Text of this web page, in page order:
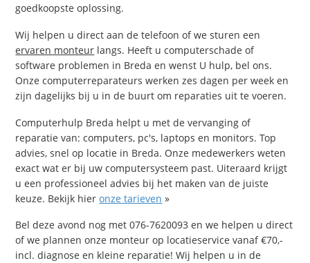
goedkoopste oplossing.
Wij helpen u direct aan de telefoon of we sturen een
ervaren monteur langs. Heeft u computerschade of
software problemen in Breda en wenst U hulp, bel ons.
Onze computerreparateurs werken zes dagen per week en
zijn dagelijks bij u in de buurt om reparaties uit te voeren.
Computerhulp Breda helpt u met de vervanging of
reparatie van: computers, pc's, laptops en monitors. Top
advies, snel op locatie in Breda. Onze medewerkers weten
exact wat er bij uw computersysteem past. Uiteraard krijgt
u een professioneel advies bij het maken van de juiste
keuze. Bekijk hieronze tarieven »
Bel deze avond nog met 076-7620093 en we helpen u direct
of we plannen onze monteur op locatieservice vanaf €70,-
incl. diagnose en kleine reparatie! Wij helpen u in de